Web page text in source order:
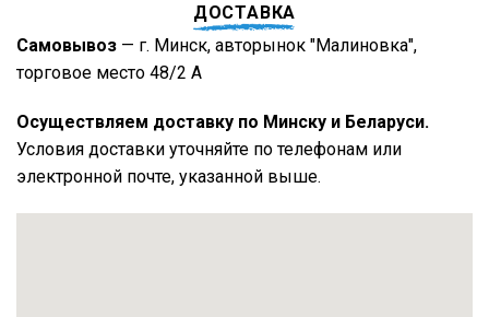
ДОСТАВКА
Самовывоз — г. Минск, авторынок "Малиновка",
торговое место 48/2 А
Осуществляем доставку по Минску и Беларуси.
Условия доставки уточняйте по телефонам или
электронной почте, указанной выше.